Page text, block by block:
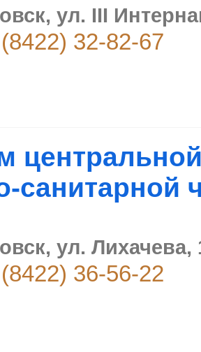
ул. III
32-82-67
санитарной
ул. Лихачева,
36-56-22